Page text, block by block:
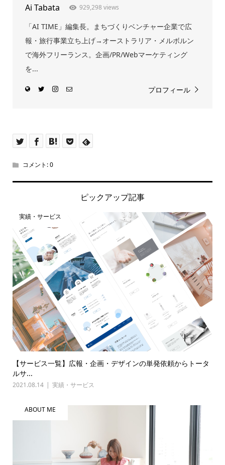
Ai Tabata 929,298 views
「AI TIME」編集長。まちづくりベンチャー企業で広
報・旅行事業立ち上げ→オーストラリア・メルボルン
で海外フリーランス。企画/PR/Webマーケティング
を...
プロフィール
コメント:0
ピックアップ記事
実績・サービス
【サービス一覧】広報・企画・デザインの単発依頼からトータ
ルサ...
2021.08.14 実績・サービス
ABOUT ME